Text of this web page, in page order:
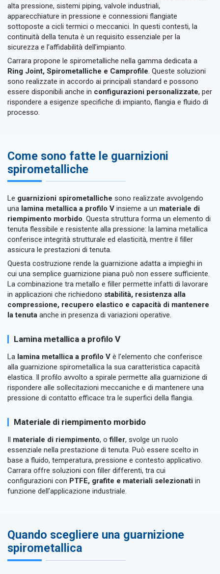
alta pressione, sistemi piping, valvole industriali,
apparecchiature in pressione e connessioni flangiate
sottoposte a cicli termici o meccanici. In questi contesti, la
continuità della tenuta è un requisito essenziale per la
sicurezza e l’affidabilità dell’impianto.
Carrara propone le spirometalliche nella gamma dedicata a
Ring Joint, Spirometalliche e Camprofile. Queste soluzioni
sono realizzate in accordo ai principali standard e possono
essere disponibili anche in configurazioni personalizzate, per
rispondere a esigenze specifiche di impianto, flangia e fluido di
processo.
Come sono fatte le guarnizioni
spirometalliche
Le guarnizioni spirometalliche sono realizzate avvolgendo
una lamina metallica a profilo V insieme a un materiale di
riempimento morbido. Questa struttura forma un elemento di
tenuta flessibile e resistente alla pressione: la lamina metallica
conferisce integrità strutturale ed elasticità, mentre il filler
assicura le prestazioni di tenuta.
Questa costruzione rende la guarnizione adatta a impieghi in
cui una semplice guarnizione piana può non essere sufficiente.
La combinazione tra metallo e filler permette infatti di lavorare
in applicazioni che richiedono stabilità, resistenza alla
compressione, recupero elastico e capacità di mantenere
la tenuta anche in presenza di variazioni operative.
Lamina metallica a profilo V
La lamina metallica a profilo V è l’elemento che conferisce
alla guarnizione spirometallica la sua caratteristica capacità
elastica. Il profilo avvolto a spirale permette alla guarnizione di
rispondere alle sollecitazioni meccaniche e di mantenere una
pressione di contatto efficace tra le superfici della flangia.
Materiale di riempimento morbido
materiale di riempimento, ofiller, svolge un ruolo
essenziale nella prestazione di tenuta. Può essere scelto in
base a fluido, temperatura, pressione e contesto applicativo.
Carrara offre soluzioni con filler differenti, tra cui
configurazioni con PTFE, grafite e materiali selezionati in
funzione dell’applicazione industriale.
Quando scegliere una guarnizione
spirometallica